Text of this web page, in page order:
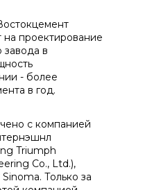
закупок
на проектирование
завода в
- более
в год.
с компанией
Triumph
Co., Ltd.),
Только за